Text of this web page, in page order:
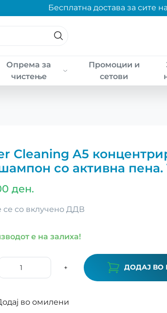
Бесплатна достава за сите
Опрема за
чистење
Промоции и
сетови
Cleaning A5
со активна пена.
ден.
се со вклучено ДДВ
е на залиха!
+ ДОДАЈ ВО
во омилени